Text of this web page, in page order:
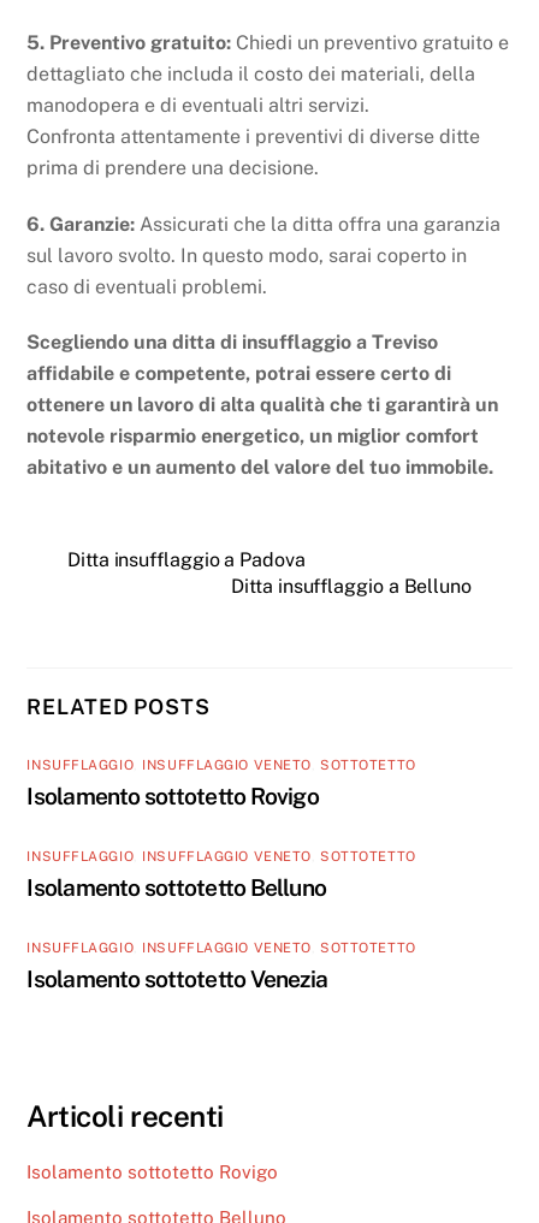
5. Preventivo gratuito: Chiedi un preventivo gratuito e
dettagliato che includa il costo dei materiali, della
manodopera e di eventuali altri servizi.
Confronta attentamente i preventivi di diverse ditte
prima di prendere una decisione.
6. Garanzie: Assicurati che la ditta offra una garanzia
sul lavoro svolto. In questo modo, sarai coperto in
caso di eventuali problemi.
Scegliendo una ditta di insufflaggio a Treviso
affidabile e competente, potrai essere certo di
ottenere un lavoro di alta qualità che ti garantirà un
notevole risparmio energetico, un miglior comfort
abitativo e un aumento del valore del tuo immobile.
Ditta insufflaggio a Padova
Ditta insufflaggio a Belluno
RELATED POSTS
INSUFFLAGGIO INSUFFLAGGIO VENETO ,SOTTOTETTO
Isolamento sottotetto Rovigo
INSUFFLAGGIO INSUFFLAGGIO VENETO ,SOTTOTETTO
Isolamento sottotetto Belluno
INSUFFLAGGIO INSUFFLAGGIO VENETO ,SOTTOTETTO
Isolamento sottotetto Venezia
Articoli recenti
Isolamento sottotetto Rovigo
Isolamento sottotetto Belluno